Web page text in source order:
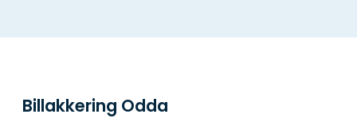
Billakkering Odda